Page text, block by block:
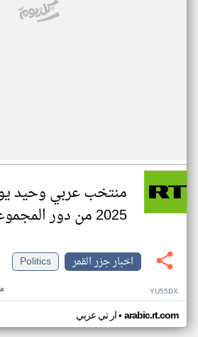
منتخب عربي وحيد
2025 من دور المجموعات
اخبار جزر القمر
Politics
YU55DX
ار تي عربي• arabic.rt.com